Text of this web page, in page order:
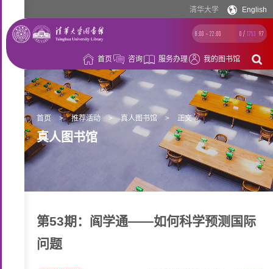
清华大学 English
8:00 ~ 22:00 0 / 1753 97
首页 咨询 服务办理 我的图书馆
借
阅
资
源
空
间
首页 > 推荐活动 > 真人图书馆 > 正文
真人图书馆
第53期：阎学通——如何科学预测国际
问题